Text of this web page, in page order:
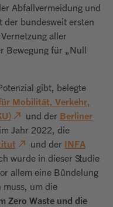
Abfallvermeidung und
der bundesweit ersten
aller
Bewegung für „Null
gibt, belegte
Mobilität, Verkehr,
und der Berliner
im Jahr 2022, die
und der INFA
wurde in dieser Studie
allem eine Bündelung
muss, um die
Zero Waste und die